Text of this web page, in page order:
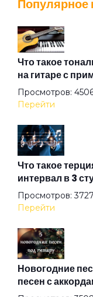
Война
Вторая Ария Ивана
Вурдалак
Вылазка
Голубой
Популярное
Что такое
на гитаре с
Просмотров:
Перейти
Что такое
интервал в 3
Просмотров:
Перейти
Новогодние
песен с